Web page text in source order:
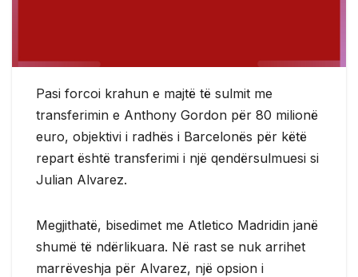
Pasi forcoi krahun e majtë të sulmit me
transferimin e Anthony Gordon për 80 milionë
euro, objektivi i radhës i Barcelonës për këtë
repart është transferimi i një qendërsulmuesi si
Julian Alvarez.
Megjithatë, bisedimet me Atletico Madridin janë
shumë të ndërlikuara. Në rast se nuk arrihet
marrëveshja për Alvarez, një opsion i